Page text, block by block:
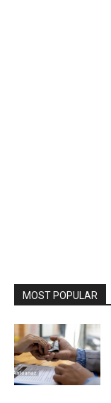
MOST POPULAR